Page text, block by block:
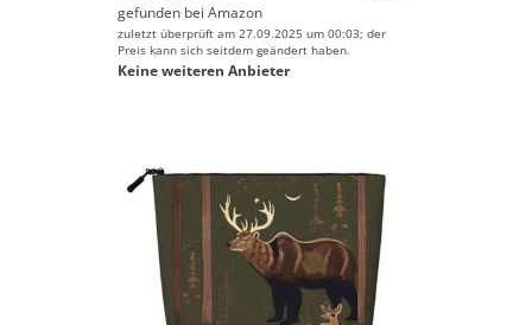
gefunden bei Amazon
zuletzt überprüft am 27.09.2025 um 00:03; der
Preis kann sich seitdem geändert haben.
Keine weiteren Anbieter